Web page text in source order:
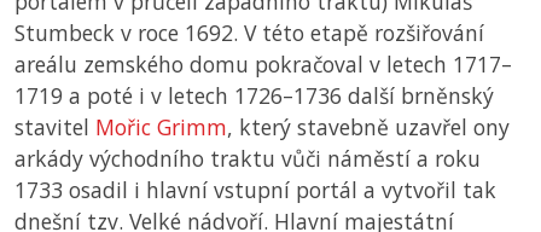
Stumbeck v roce 1692. V této etapě rozšiřování
areálu zemského domu pokračoval v letech 1717–
1719 a poté i v letech 1726–1736 další brněnský
stavitel Mořic Grimm, který stavebně uzavřel ony
arkády východního traktu vůči náměstí a roku
1733 osadil i hlavní vstupní portál a vytvořil tak
dnešní tzv. Velké nádvoří. Hlavní majestátní